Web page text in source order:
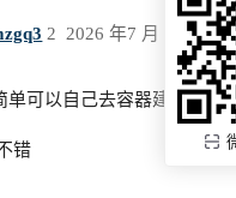
2026 年7 月 9 日
2
单可以自己去容器建，反正
错